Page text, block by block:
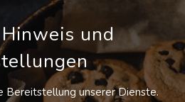
und
Bereitstellung unserer Dienste.